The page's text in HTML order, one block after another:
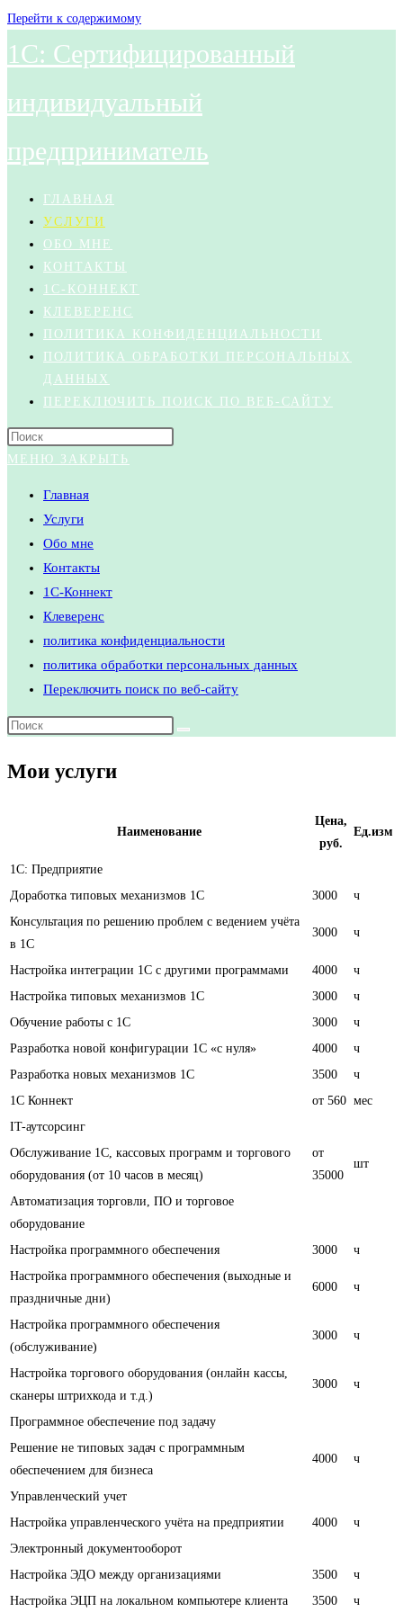
Перейти к содержимому
1С: Сертифицированный
индивидуальный
предприниматель
ГЛАВНАЯ
УСЛУГИ
ОБО МНЕ
КОНТАКТЫ
1С-КОННЕКТ
КЛЕВЕРЕНС
ПОЛИТИКА КОНФИДЕНЦИАЛЬНОСТИ
ПОЛИТИКА ОБРАБОТКИ ПЕРСОНАЛЬНЫХ
ДАННЫХ
ПЕРЕКЛЮЧИТЬ ПОИСК ПО ВЕБ-САЙТУ
МЕНЮ ЗАКРЫТЬ
Главная
Услуги
Обо мне
Контакты
1С-Коннект
Клеверенс
политика конфиденциальности
политика обработки персональных данных
Переключить поиск по веб-сайту
Мои услуги
Наименование
Цена,
руб.
Ед.изм
1С: Предприятие
Доработка типовых механизмов 1С
3000
ч
Консультация по решению проблем с ведением учёта
в 1С
3000 ч
Настройка интеграции 1С с другими программами 4000
ч
Настройка типовых механизмов 1С
3000
ч
Обучение работы с 1С
3000
ч
Разработка новой конфигурации 1С «с нуля»
4000
ч
Разработка новых механизмов 1С
3500
ч
1С Коннект
от 560 мес
IT-аутсорсинг
Обслуживание 1С, кассовых программ и торгового
оборудования (от 10 часов в месяц)
от
35000
шт
Автоматизация торговли, ПО и торговое
оборудование
Настройка программного обеспечения
3000
ч
Настройка программного обеспечения (выходные и
праздничные дни)
6000 ч
Настройка программного обеспечения
(обслуживание)
3000 ч
Настройка торгового оборудования (онлайн кассы,
сканеры штрихкода и т.д.)
3000 ч
Программное обеспечение под задачу
Решение не типовых задач с программным
обеспечением для бизнеса
4000 ч
Управленческий учет
Настройка управленческого учёта на предприятии
4000
ч
Электронный документооборот
Настройка ЭДО между организациями
3500
ч
Настройка ЭЦП на локальном компьютере клиента
3500 ч